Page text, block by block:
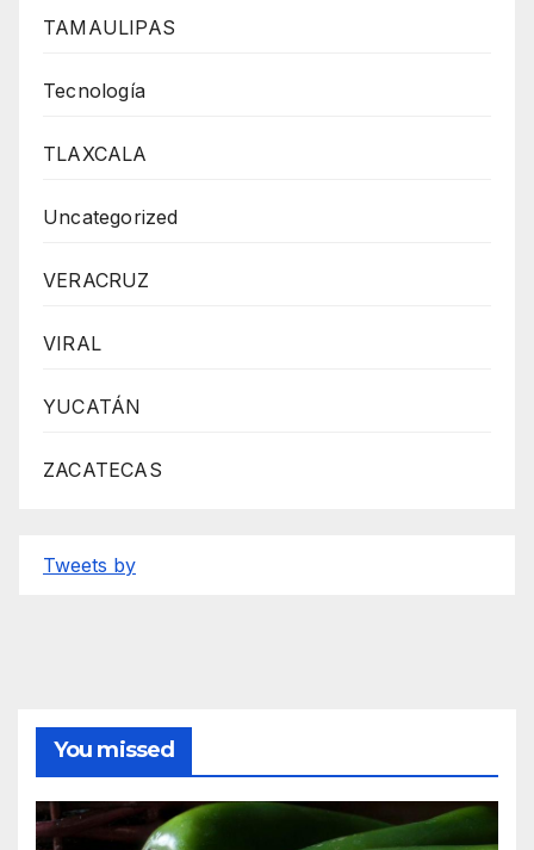
TAMAULIPAS
Tecnología
TLAXCALA
Uncategorized
VERACRUZ
VIRAL
YUCATÁN
ZACATECAS
Tweets by
You missed